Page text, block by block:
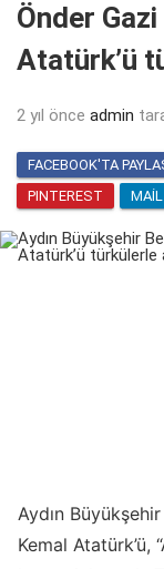
Önder
Atatürk’ü
2 yıl önce admin
FACEBOOK'TA
PINTEREST
MAIL
Aydın
Kemal Atatürk’ü,